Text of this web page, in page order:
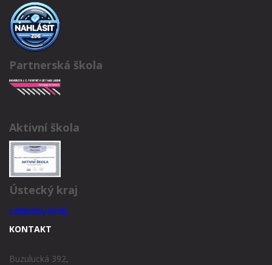
Partnerská škola
Aktivní škola
Ústecký kraj
KONTAKT
Buzulucká 392,